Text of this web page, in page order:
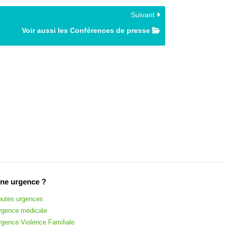
Suivant
Voir aussi les Conférences de presse
urgence ?
urgences
médicale
Violence Familiale